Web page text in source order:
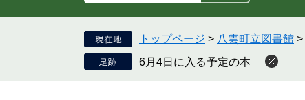
文
ス
タ
ム
検
トップページ > 八雲町立図書館 >
6月4日に入る予定の本